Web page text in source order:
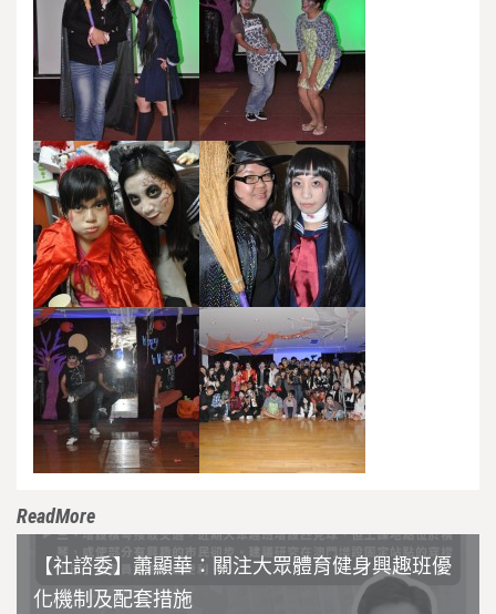
ReadMore
【社諮委】蕭顯華：關注大眾體育健身興趣班優
化機制及配套措施